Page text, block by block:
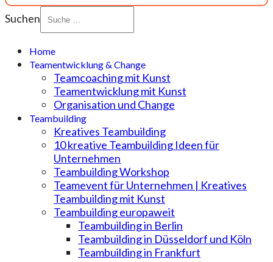
Suchen
Home
Teamentwicklung & Change
Teamcoaching mit Kunst
Teamentwicklung mit Kunst
Organisation und Change
Teambuilding
Kreatives Teambuilding
10 kreative Teambuilding Ideen für
Unternehmen
Teambuilding Workshop
Teamevent für Unternehmen | Kreatives
Teambuilding mit Kunst
Teambuilding europaweit
Teambuilding in Berlin
Teambuilding in Düsseldorf und Köln
Teambuilding in Frankfurt